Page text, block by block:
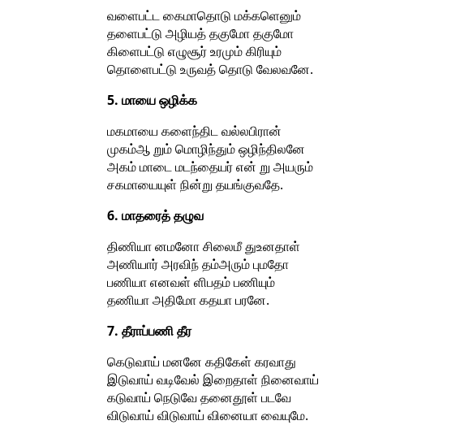
வளைபட்ட கைமாதொடு மக்களெனும்
தளைபட்டு அழியத் தகுமோ தகுமோ
கிளைபட்டு எழுசூர் உரமும் கிரியும்
தொளைபட்டு உருவத் தொடு வேலவனே.
5. மாயை ஒழிக்க
மகமாயை களைந்திட வல்லபிரான்
முகம்ஆ றும் மொழிந்தும் ஒழிந்திலனே
அகம் மாடை மடந்தையர் என் று அயரும்
சகமாயையுள் நின்று தயங்குவதே.
6. மாதரைத் தழுவ
திணியா னமனோ சிலைமீ துஉனதாள்
அணியார் அரவிந் தம்அரும் புமதோ
பணியா எனவள் ளிபதம் பணியும்
தணியா அதிமோ கதயா பரனே.
7. தீராப்பணி தீர
கெடுவாய் மனனே கதிகேள் கரவாது
இடுவாய் வடிவேல் இறைதாள் நினைவாய்
கடுவாய் நெடுவே தனைதூள் படவே
விடுவாய் விடுவாய் வினையா வையுமே.